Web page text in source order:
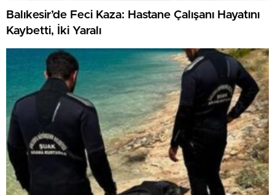
Balıkesir’de Feci Kaza: Hastane Çalışanı Hayatını
Kaybetti, İki Yaralı